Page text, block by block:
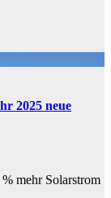
2025 neue
mehr Solarstrom